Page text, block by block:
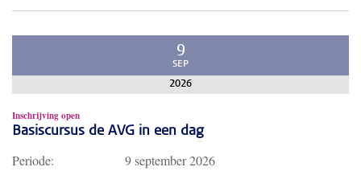
9
SEP
2026
Inschrijving open
Basiscursus de AVG in een dag
Periode:
9 september 2026